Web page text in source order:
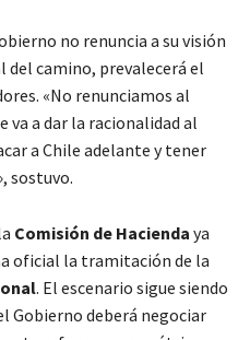
no renuncia a su visión
del camino, prevalecerá el
«No renunciamos al
va a dar la racionalidad al
a Chile adelante y tener
sostuvo.
Comisión de Hacienda ya
oficial la tramitación de la
. El escenario sigue siendo
Gobierno deberá negociar